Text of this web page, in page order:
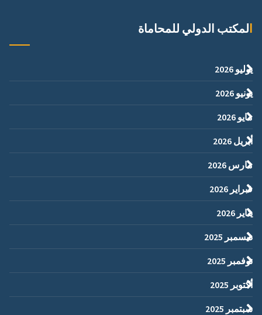
المكتب الدولي للمحاماة
يوليو 2026
يونيو 2026
مايو 2026
أبريل 2026
مارس 2026
فبراير 2026
يناير 2026
ديسمبر 2025
نوفمبر 2025
أكتوبر 2025
سبتمبر 2025